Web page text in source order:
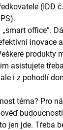
(IDD
office”.
inovace
produkty
asistujete
ale i z pohodlí
téma? Pro
jen jde. Třeba